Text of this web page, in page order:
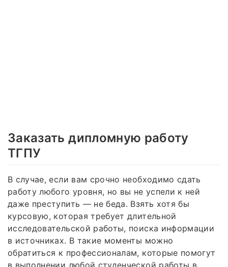
Заказать дипломную работу
ТГПУ
В случае, если вам срочно необходимо сдать
работу любого уровня, но вы не успели к ней
даже преступить — не беда. Взять хотя бы
курсовую, которая требует длительной
исследовательской работы, поиска информации
в источниках. В такие моменты можно
обратиться к профессионалам, которые помогут